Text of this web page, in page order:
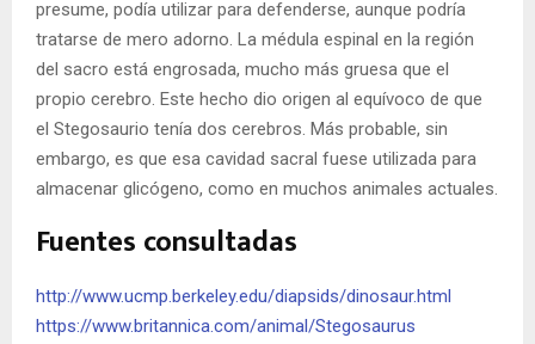
presume, podía utilizar para defenderse, aunque podría
tratarse de mero adorno. La médula espinal en la región
del sacro está engrosada, mucho más gruesa que el
propio cerebro. Este hecho dio origen al equívoco de que
el Stegosaurio tenía dos cerebros. Más probable, sin
embargo, es que esa cavidad sacral fuese utilizada para
almacenar glicógeno, como en muchos animales actuales.
Fuentes consultadas
http://www.ucmp.berkeley.edu/diapsids/dinosaur.html
https://www.britannica.com/animal/Stegosaurus